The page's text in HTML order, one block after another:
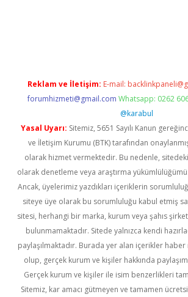
Reklam ve İletişim: E-mail:
forumhizmeti@gmail.com Whatsapp: 0262
@karabul
Yasal Uyarı: Sitemiz, 5651 Sayılı Kanun
ve İletişim Kurumu (BTK) tarafından
olarak hizmet vermektedir. Bu nedenle,
olarak denetleme veya araştırma
Ancak, üyelerimiz yazdıkları içeriklerin
siteye üye olarak bu sorumluluğu kabul etmiş
sitesi, herhangi bir marka, kurum veya şahıs
bulunmamaktadır. Sitede yalnızca kendi
paylaşılmaktadır. Burada yer alan içerikler haber
olup, gerçek kurum ve kişiler hakkında
Gerçek kurum ve kişiler ile isim benzerlikleri
Sitemiz, kar amacı gütmeyen ve tamamen